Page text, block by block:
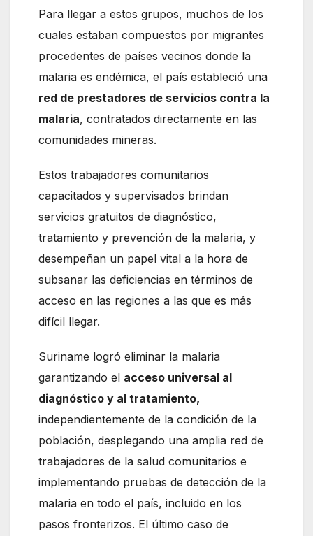
Para llegar a estos grupos, muchos de los
cuales estaban compuestos por migrantes
procedentes de países vecinos donde la
malaria es endémica, el país estableció una
red de prestadores de servicios contra la
malaria, contratados directamente en las
comunidades mineras.
Estos trabajadores comunitarios
capacitados y supervisados brindan
servicios gratuitos de diagnóstico,
tratamiento y prevención de la malaria, y
desempeñan un papel vital a la hora de
subsanar las deficiencias en términos de
acceso en las regiones a las que es más
difícil llegar.
Suriname logró eliminar la malaria
garantizando el acceso universal al
diagnóstico y al tratamiento,
independientemente de la condición de la
población, desplegando una amplia red de
trabajadores de la salud comunitarios e
implementando pruebas de detección de la
malaria en todo el país, incluido en los
pasos fronterizos. El último caso de